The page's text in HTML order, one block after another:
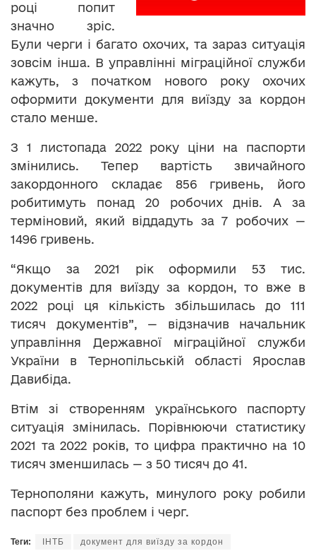
році попит
значно зріс.
Були черги і багато охочих, та зараз ситуація
зовсім інша. В управлінні міграційної служби
кажуть, з початком нового року охочих
оформити документи для виїзду за кордон
стало менше.
З 1 листопада 2022 року ціни на паспорти
змінились. Тепер вартість звичайного
закордонного складає 856 гривень, його
робитимуть понад 20 робочих днів. А за
терміновий, який віддадуть за 7 робочих —
1496 гривень.
“Якщо за 2021 рік оформили 53 тис.
документів для виїзду за кордон, то вже в
2022 році ця кількість збільшилась до 111
тисяч документів”, — відзначив начальник
управління Державної міграційної служби
України в Тернопільській області Ярослав
Давибіда.
Втім зі створенням українського паспорту
ситуація змінилась. Порівнюючи статистику
2021 та 2022 років, то цифра практично на 10
тисяч зменшилась — з 50 тисяч до 41.
Тернополяни кажуть, минулого року робили
паспорт без проблем і черг.
Теги: ІНТБ документ для виїзду за кордон